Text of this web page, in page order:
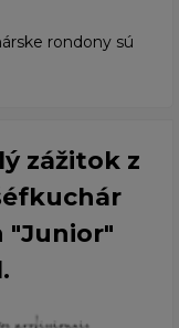
rondony sú
zážitok z
"Junior"